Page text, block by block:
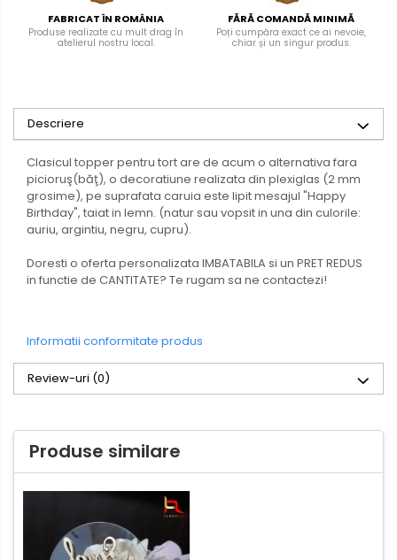
FABRICAT ÎN ROMÂNIA
Produse realizate cu mult drag în
atelierul nostru local.
FĂRĂ COMANDĂ MINIMĂ
Poți cumpăra exact ce ai nevoie,
chiar și un singur produs.
Descriere
Clasicul topper pentru tort are de acum o alternativa fara
picioruş(băţ), o decoratiune realizata din plexiglas (2 mm
grosime), pe suprafata caruia este lipit mesajul "Happy
Birthday", taiat in lemn. (natur sau vopsit in una din culorile:
auriu, argintiu, negru, cupru).
Doresti o oferta personalizata IMBATABILA si un PRET REDUS
in functie de CANTITATE? Te rugam sa ne contactezi!
Informatii conformitate produs
Review-uri (0)
Produse similare